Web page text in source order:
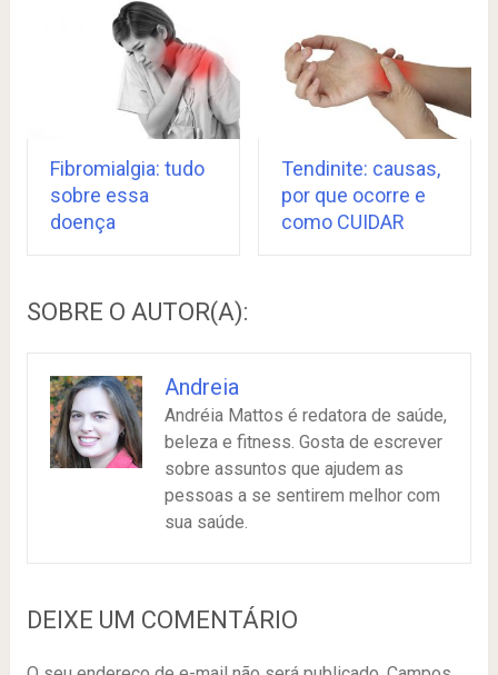
Fibromialgia: tudo
sobre essa
doença
Tendinite: causas,
por que ocorre e
como CUIDAR
SOBRE O AUTOR(A):
Andreia
Andréia Mattos é redatora de saúde,
beleza e fitness. Gosta de escrever
sobre assuntos que ajudem as
pessoas a se sentirem melhor com
sua saúde.
DEIXE UM COMENTÁRIO